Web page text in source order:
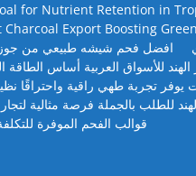
for Nutrient Retention in
Charcoal Export Boosting
افضل فحم شيشه طبيعي من جوز
للأسواق العربية أساس الطاقة
يوفر تجربة طهي راقية واحتراقًا
للطلب بالجملة فرصة مثالية
قوالب الفحم الموفرة